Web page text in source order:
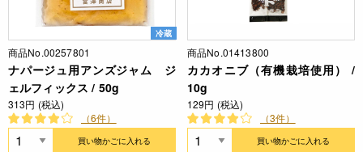
冷蔵
商品No.00257801
ナパージュ用アンズジャム ジ
ェルフィックス / 50g
313円 (税込)
（6件）
買い物かごに入れる
商品No.01413800
カカオニブ（有機栽培使用） /
10g
129円 (税込)
（3件）
買い物かごに入れる